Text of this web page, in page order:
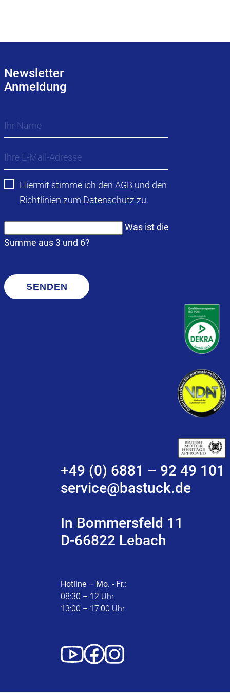
Newsletter
Anmeldung
Hiermit stimme ich den AGB und den
Richtlinien zum Datenschutzzu.
Was ist die
Summe aus 3 und 6?
SENDEN
+49 (0) 6881 – 92 49 101
service@bastuck.de
In Bommersfeld 11
D-66822 Lebach
Hotline – Mo. - Fr.:
08:30 – 12 Uhr
13:00 – 17:00 Uhr